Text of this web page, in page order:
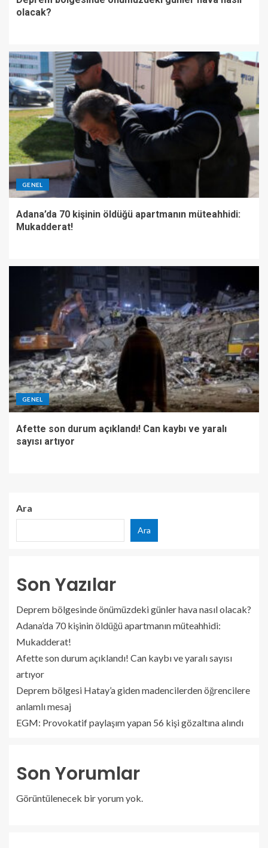
olacak?
GENEL
Adana’da 70 kişinin öldüğü apartmanın müteahhidi:
Mukadderat!
GENEL
Afette son durum açıklandı! Can kaybı ve yaralı
sayısı artıyor
Ara
Ara
Son Yazılar
Deprem bölgesinde önümüzdeki günler hava nasıl olacak?
Adana’da 70 kişinin öldüğü apartmanın müteahhidi:
Mukadderat!
Afette son durum açıklandı! Can kaybı ve yaralı sayısı
artıyor
Deprem bölgesi Hatay’a giden madencilerden öğrencilere
anlamlı mesaj
EGM: Provokatif paylaşım yapan 56 kişi gözaltına alındı
Son Yorumlar
Görüntülenecek bir yorum yok.